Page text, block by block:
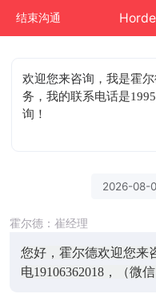
结束沟通
欢迎您来咨询 ，我是霍
务，我的联系电话是
询！
2026-08-
霍尔德：崔经理
您好，霍尔德欢迎您来
电19106362018，（微